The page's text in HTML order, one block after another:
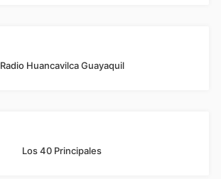
Radio Huancavilca Guayaquil
Los 40 Principales